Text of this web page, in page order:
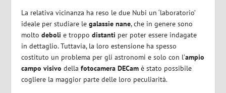
La relativa vicinanza ha reso le due Nubi un ‘laboratorio’
ideale per studiare le galassie nane, che in genere sono
moltodeboli e troppodistanti per poter essere indagate
in dettaglio. Tuttavia, la loro estensione ha spesso
costituto un problema per gli astronomi e solo con l’ampio
campo visivo della fotocamera DECam è stato possibile
cogliere la maggior parte delle loro peculiarità.